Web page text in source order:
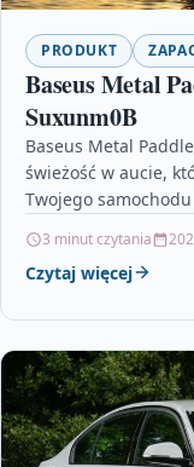
PRODUKT
Baseus Metal
Suxunm0B
Baseus Metal
świeżość w aucie,
Twojego
3 minut czytania
Czytaj więcej